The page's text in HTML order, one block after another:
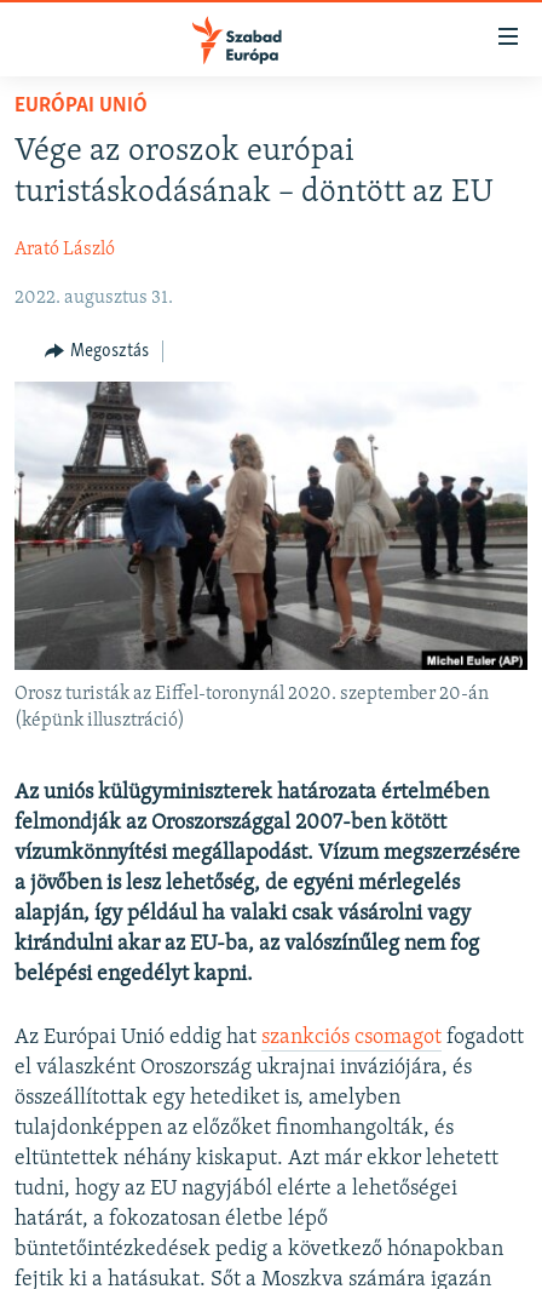
Akadálymentes
Ugrás
oldalra
Ugrás
AKTUÁLIS
VIDEÓK
ELEMZŐ
NER15
SZABADON
TÁRSADALOM
DEMOKRÁCIA
A PÉNZ NYOMÁBAN
EURÓPAI UNIÓ
VILÁG
KLÍMAVÁLTOZÁS
A MÚLT TANULSÁGAI
Valamennyi RFE/RL weboldal
EURÓPAI UNIÓ
Vége az oroszok európai
turistáskodásának – döntött az EU
Arató László
2022. augusztus 31.
Megosztás
Orosz turisták az Eiffel-toronynál 2020. szeptember 20-án
(képünk illusztráció)
Az uniós külügyminiszterek határozata értelmében
felmondják az Oroszországgal 2007-ben kötött
vízumkönnyítési megállapodást. Vízum megszerzésére
a jövőben is lesz lehetőség, de egyéni mérlegelés
alapján, így például ha valaki csak vásárolni vagy
kirándulni akar az EU-ba, az valószínűleg nem fog
belépési engedélyt kapni.
Az Európai Unió eddig hat szankciós csomagot fogadott
el válaszként Oroszország ukrajnai inváziójára, és
összeállítottak egy hetediket is, amelyben
tulajdonképpen az előzőket finomhangolták, és
eltüntettek néhány kiskaput. Azt már ekkor lehetett
tudni, hogy az EU nagyjából elérte a lehetőségei
határát, a fokozatosan életbe lépő
büntetőintézkedések pedig a következő hónapokban
fejtik ki a hatásukat. Sőt a Moszkva számára igazán